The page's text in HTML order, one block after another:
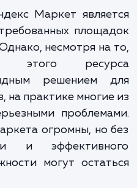
Маркет
Однако, несмотря
этого
решением
на практике